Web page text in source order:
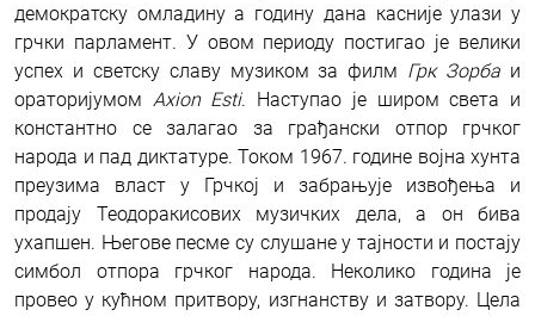
демократску омладину а годину дана касније улази у
грчки парламент. У овом периоду постигао је велики
успех и светску славу музиком за филм Грк Зорба и
ораторијумом Axion Esti. Наступао је широм света и
константно се залагао за грађански отпор грчког
народа и пад диктатуре. Током 1967. године војна хунта
преузима власт у Грчкој и забрањује извођења и
продају Теодоракисових музичких дела, а он бива
ухапшен. Његове песме су слушане у тајности и постају
симбол отпора грчког народа. Неколико година је
провео у кућном притвору, изгнанству и затвору. Цела